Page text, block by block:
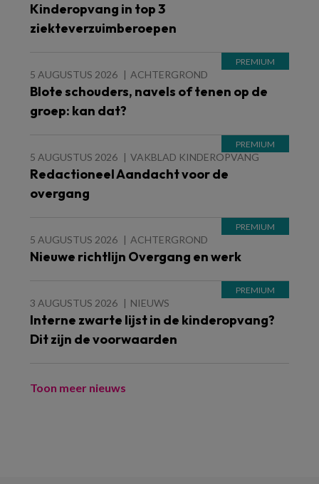
Kinderopvang in top 3
ziekteverzuimberoepen
5 AUGUSTUS 2026 ACHTERGROND
Blote schouders, navels of tenen op de
groep: kan dat?
5 AUGUSTUS 2026 VAKBLAD KINDEROPVANG
Redactioneel Aandacht voor de
overgang
5 AUGUSTUS 2026 ACHTERGROND
Nieuwe richtlijn Overgang en werk
3 AUGUSTUS 2026 NIEUWS
Interne zwarte lijst in de kinderopvang?
Dit zijn de voorwaarden
Toon meer nieuws